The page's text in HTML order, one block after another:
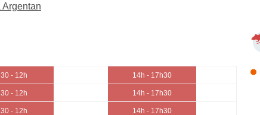
Argentan
- 12h 14h - 17h30
- 12h 14h - 17h30
- 12h 14h - 17h30